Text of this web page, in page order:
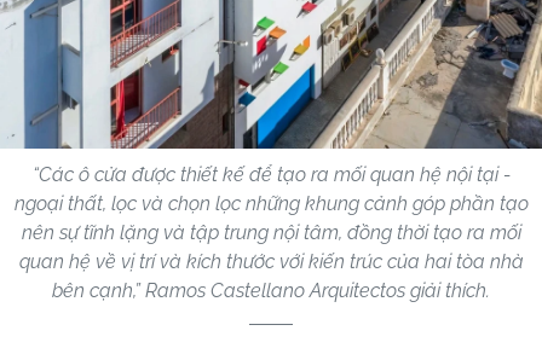
“Các ô cửa được thiết kế để tạo ra mối quan hệ nội tại -
ngoại thất, lọc và chọn lọc những khung cảnh góp phần tạo
nên sự tĩnh lặng và tập trung nội tâm, đồng thời tạo ra mối
quan hệ về vị trí và kích thước với kiến ​​trúc của hai tòa nhà
bên cạnh,” Ramos Castellano Arquitectos giải thích.